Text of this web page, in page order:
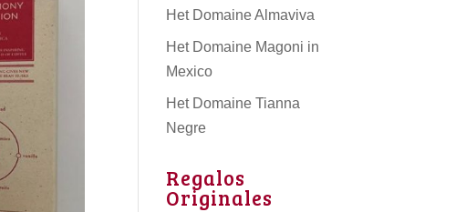
Het Domaine Almaviva
Het Domaine Magoni in
Mexico
Het Domaine Tianna
Negre
Regalos
Originales